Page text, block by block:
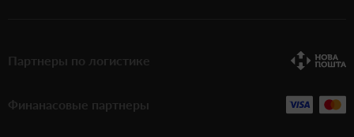
Партнеры по логистике
Финанасовые партнеры